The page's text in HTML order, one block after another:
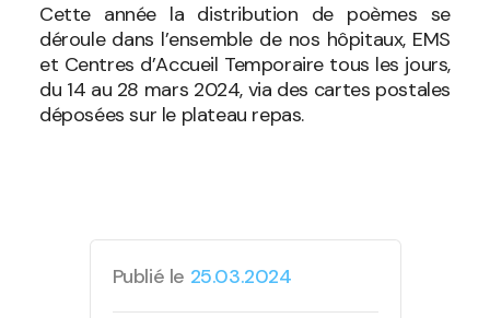
Cette année la distribution de poèmes se
déroule dans l’ensemble de nos hôpitaux, EMS
et Centres d’Accueil Temporaire tous les jours,
du 14 au 28 mars 2024, via des cartes postales
déposées sur le plateau repas.
Publié le 25.03.2024